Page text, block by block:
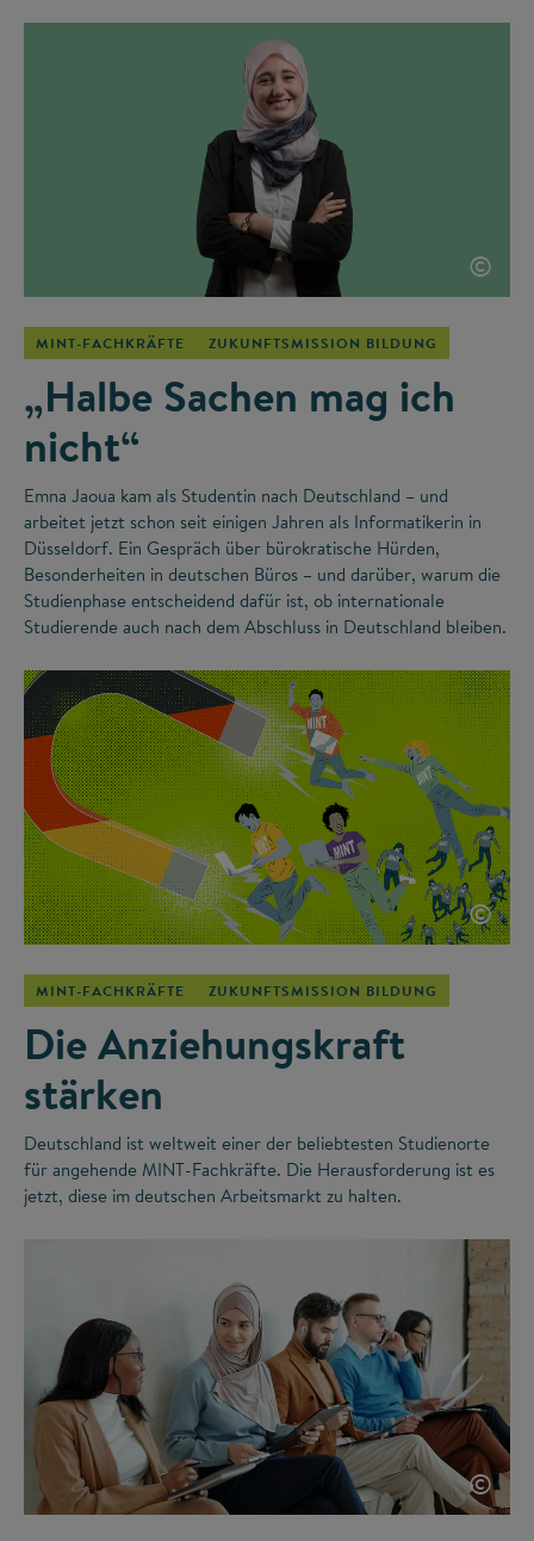
©
MINT-FACHKRÄFTE ZUKUNFTSMISSION BILDUNG
„Halbe Sachen mag ich
nicht“
Emna Jaoua kam als Studentin nach Deutschland – und
arbeitet jetzt schon seit einigen Jahren als Informatikerin in
Düsseldorf. Ein Gespräch über bürokratische Hürden,
Besonderheiten in deutschen Büros – und darüber, warum die
Studienphase entscheidend dafür ist, ob internationale
Studierende auch nach dem Abschluss in Deutschland bleiben.
©
MINT-FACHKRÄFTE ZUKUNFTSMISSION BILDUNG
Die Anziehungskraft
stärken
Deutschland ist weltweit einer der beliebtesten Studienorte
für angehende MINT-Fachkräfte. Die Herausforderung ist es
jetzt, diese im deutschen Arbeitsmarkt zu halten.
©